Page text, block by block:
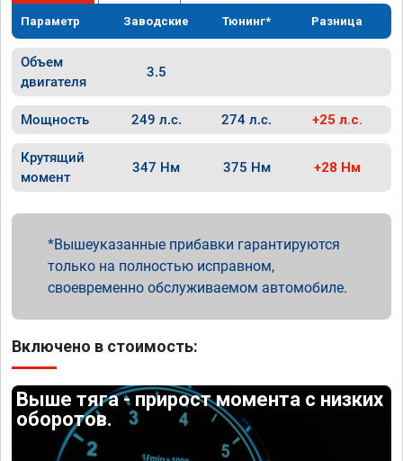
Параметр Заводские Тюнинг* Разница
Объем
двигателя
3.5
Мощность 249 л.с. 274 л.с. +25 л.с.
Крутящий
момент
347 Нм 375 Нм +28 Нм
Вышеуказанные прибавки гарантируются
только на полностью исправном,
своевременно обслуживаемом автомобиле.
Включено в стоимость:
Выше тяга - прирост момента с низких
оборотов.